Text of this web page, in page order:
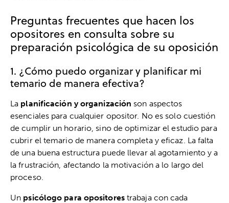
Preguntas frecuentes que hacen los
opositores en consulta sobre su
preparación psicológica de su oposición
1. ¿Cómo puedo organizar y planificar mi
temario de manera efectiva?
La planificación y organización son aspectos
esenciales para cualquier opositor. No es solo cuestión
de cumplir un horario, sino de optimizar el estudio para
cubrir el temario de manera completa y eficaz. La falta
de una buena estructura puede llevar al agotamiento y a
la frustración, afectando la motivación a lo largo del
proceso.
Un psicólogo para opositorestrabaja con cada